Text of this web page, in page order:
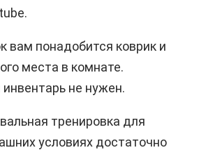
вам понадобится коврик и
места в комнате.
не нужен.
тренировка для
условиях достаточно